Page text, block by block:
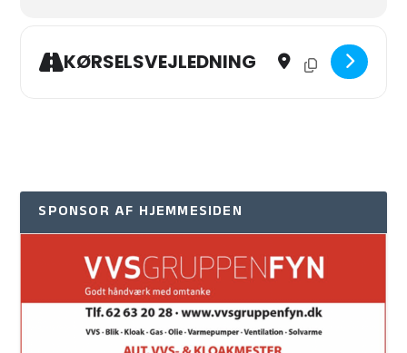
KØRSELSVEJLEDNING Address - MÆNDS
Destination
SPONSOR AF HJEMMESIDEN